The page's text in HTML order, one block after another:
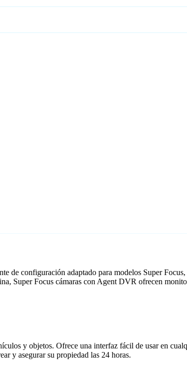
de configuración adaptado para modelos Super
Super Focus cámaras con Agent DVR ofrecen
y objetos. Ofrece una interfaz fácil de usar en
y asegurar su propiedad las 24 horas.